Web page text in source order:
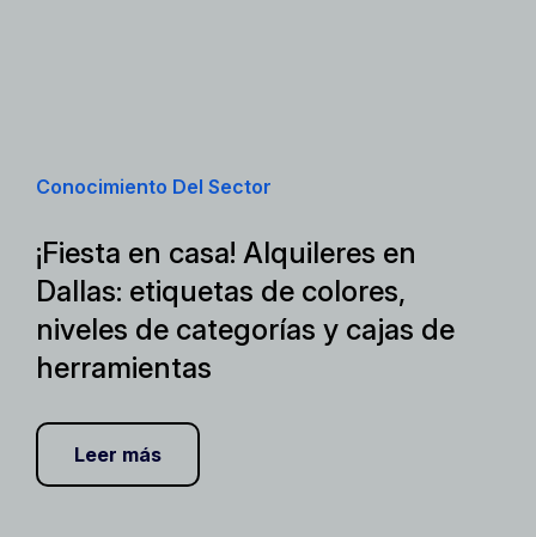
Conocimiento Del Sector
¡Fiesta en casa! Alquileres en
Dallas: etiquetas de colores,
niveles de categorías y cajas de
herramientas
Leer más